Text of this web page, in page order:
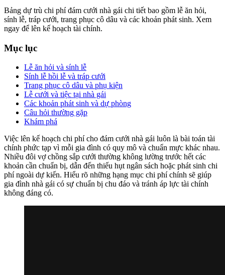
Bảng dự trù chi phí đám cưới nhà gái chi tiết bao gồm lễ ăn hỏi,
sính lễ, tráp cưới, trang phục cô dâu và các khoản phát sinh. Xem
ngay để lên kế hoạch tài chính.
Mục lục
Lễ ăn hỏi và sính lễ
Sính lễ hồi lễ và tráp cưới
Trang phục cô dâu và phụ kiện
Lễ cưới và tiệc tại nhà gái
Các khoản phát sinh và dự phòng
Câu hỏi thường gặp
Khám phá
Việc lên kế hoạch chi phí cho đám cưới nhà gái luôn là bài toán tài
chính phức tạp vì mỗi gia đình có quy mô và chuẩn mực khác nhau.
Nhiều đôi vợ chồng sắp cưới thường không lường trước hết các
khoản cần chuẩn bị, dẫn đến thiếu hụt ngân sách hoặc phát sinh chi
phí ngoài dự kiến. Hiểu rõ những hạng mục chi phí chính sẽ giúp
gia đình nhà gái có sự chuẩn bị chu đáo và tránh áp lực tài chính
không đáng có.